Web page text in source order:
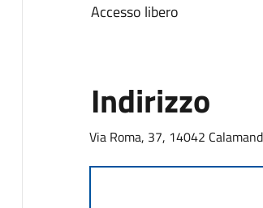
Accesso libero
Indirizzo
Via Roma, 37, 14042